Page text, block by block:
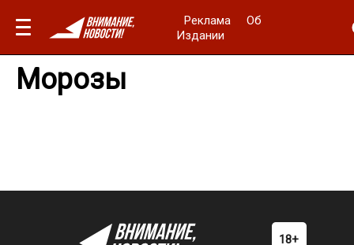
Реклама
Об
Издании
Морозы